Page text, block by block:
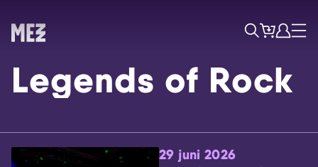
ZoekTicketsAccount
Menu
Legends of Rock
29 juni 2026